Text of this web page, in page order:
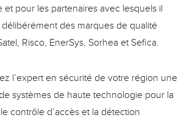
et pour les partenaires avec lesquels il
des marques de qualité
Risco, EnerSys, Sorhea et Sefica.
l’expert en sécurité de votre région une
systèmes de haute technologie pour la
contrôle d’accès et la détection